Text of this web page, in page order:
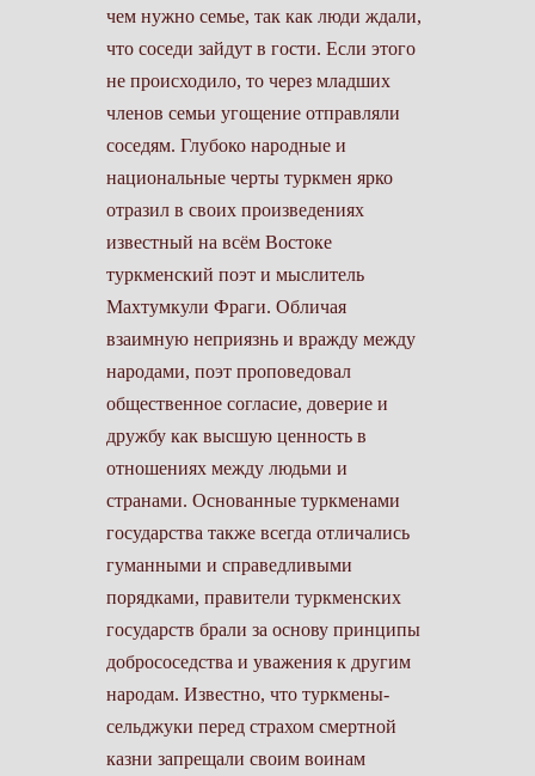
чем нужно семье, так как люди ждали,
что соседи зайдут в гости. Если этого
не происходило, то через младших
членов семьи угощение отправляли
соседям. Глубоко народные и
национальные черты туркмен ярко
отразил в своих произведениях
известный на всём Востоке
туркменский поэт и мыслитель
Махтумкули Фраги. Обличая
взаимную неприязнь и вражду между
народами, поэт проповедовал
общественное согласие, доверие и
дружбу как высшую ценность в
отношениях между людьми и
странами. Основанные туркменами
государства также всегда отличались
гуманными и справедливыми
порядками, правители туркменских
государств брали за основу принципы
добрососедства и уважения к другим
народам. Известно, что туркмены-
сельджуки перед страхом смертной
казни запрещали своим воинам